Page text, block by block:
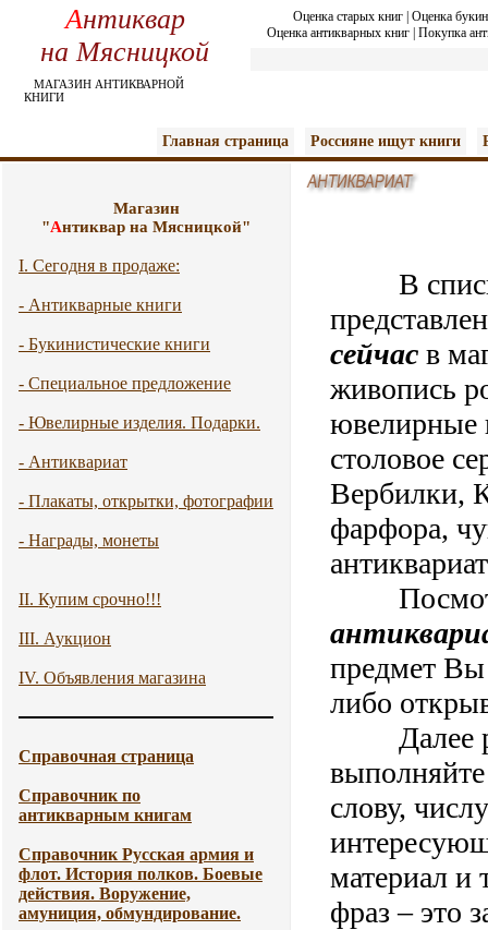
Антиквар
на Мясницкой
МАГАЗИН АНТИКВАРНОЙ
КНИГИ
Оценка старых книг| Оценка
Оценка антикварных книг Покупка
Главная страница Россияне ищут книги
Магазин
"Антиквар на Мясницкой"
I. Сегодня в продаже:
- Антикварные книги
- Букинистические книги
- Специальное предложение
- Ювелирные изделия. Подарки.
- Антиквариат
- Плакаты, открытки, фотографии
- Награды, монеты
II. Купим срочно!!!
III. Аукцион
IV. Объявления магазина
Справочная страница
Справочник по
антикварным книгам
Справочник Русская армия и
флот. История полков. Боевые
действия. Воружение,
амуниция, обмундирование.
В
сейчас в
живопись
ювелирные
столовое
Вербилки,
фарфора,
предмет Вы
либо
Далее
слову,
материал
фраз – это